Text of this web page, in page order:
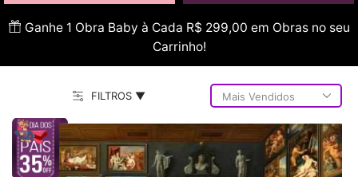
Ganhe 1 Obra Baby à Cada R$ 299,00 em Obras no seu
Carrinho!
FILTROS ▼